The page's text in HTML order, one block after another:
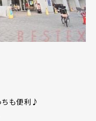
ちも便利♪